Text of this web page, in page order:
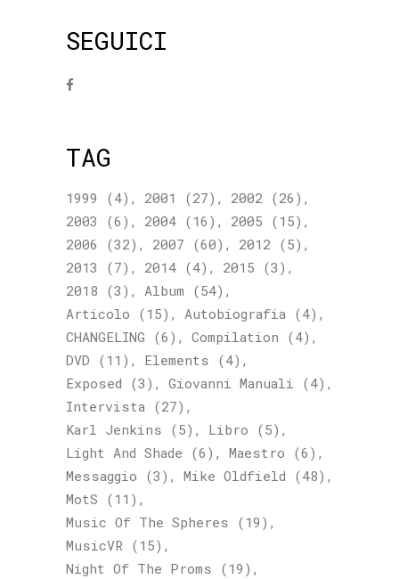
SEGUICI
TAG
1999 (4) 2001 (27) 2002 (26)
2003 (6) 2004 (16) 2005 (15)
2006 (32) 2007 (60) 2012 (5)
2013 (7) 2014 (4) 2015 (3)
2018 (3) Album (54)
Articolo (15) Autobiografia (4)
CHANGELING (6) Compilation (4)
DVD (11) Elements (4)
Exposed (3) Giovanni Manuali (4)
Intervista (27)
Karl Jenkins (5) Libro (5)
Light And Shade (6) Maestro (6)
Messaggio (3) Mike Oldfield (48)
MotS (11)
Music Of The Spheres (19)
MusicVR (15)
Night Of The Proms (19)